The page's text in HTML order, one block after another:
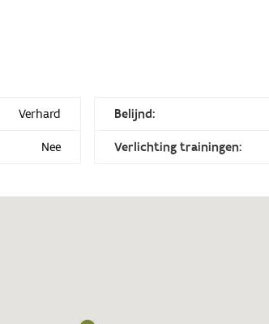
Verhard Belijnd:
Nee Verlichting trainingen: